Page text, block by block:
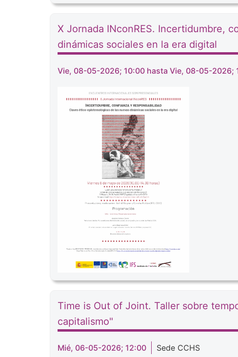
X Jornada INconRES. Incertidumbre,
dinámicas sociales en la era digital
Vie, 08-05-2026; 10:00 hasta Vie, 08-05-2026;
Time is Out of Joint. Taller sobre
capitalismo"
Mié, 06-05-2026; 12:00 Sede CCHS